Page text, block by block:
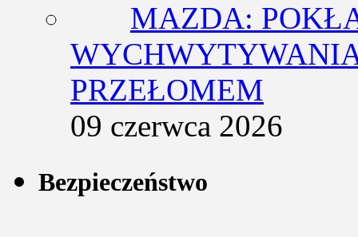
MAZDA:
PRZEŁOMEM
09 czerwca 2026
Bezpieczeństwo